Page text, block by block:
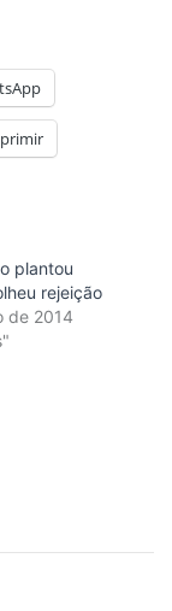
plantou
rejeição
de 2014